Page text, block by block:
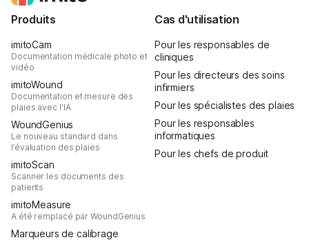
Produits
imitoCam
Documentation médicale photo et
vidéo
imitoWound
Documentation et mesure des
plaies avec l'IA
WoundGenius
Le nouveau standard dans
l’évaluation des plaies
imitoScan
Scanner les documents des
patients
imitoMeasure
A été remplacé par WoundGenius
Marqueurs de calibrage
Cas d'utilisation
Pour les responsables de
cliniques
Pour les directeurs des soins
infirmiers
Pour les spécialistes des plaies
Pour les responsables
informatiques
Pour les chefs de produit